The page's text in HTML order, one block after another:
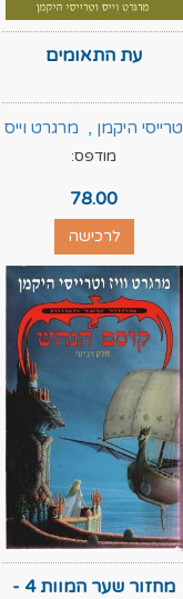
עת התאומים
טרייסי היקמן , מרגרט וייס
מודפס:
78.00
לרכישה
מחזור שער המוות 4 -